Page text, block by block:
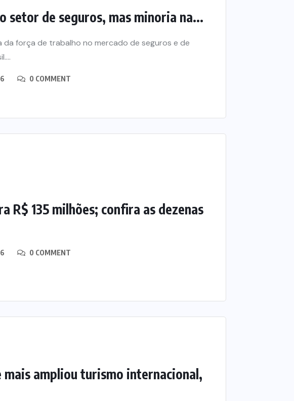
setor de seguros, mas minoria na...
da força de trabalho no mercado de seguros e de
0 COMMENT
R$ 135 milhões; confira as dezenas
0 COMMENT
mais ampliou turismo internacional,